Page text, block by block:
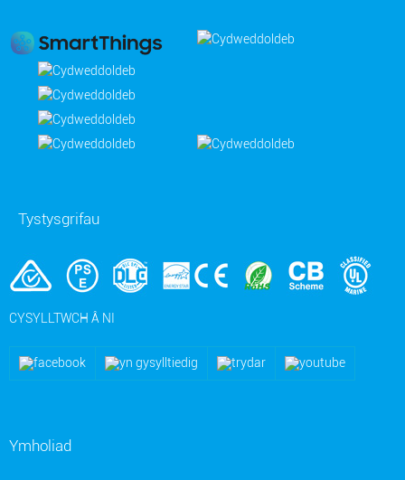
Tystysgrifau
CYSYLLTWCH Â NI
Ymholiad